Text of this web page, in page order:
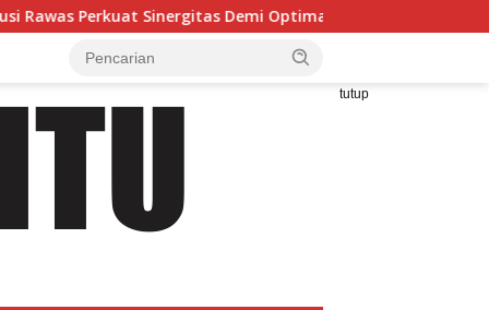
Demi Optimalisasi Pembinaan Rohani Warga Binaan
tutup